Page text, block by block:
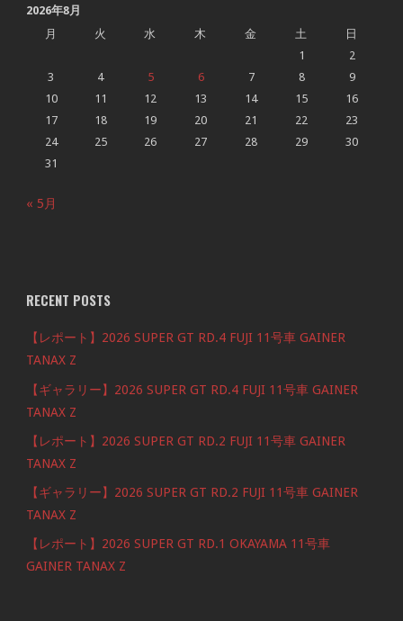
2026年8月
月
火 水 木 金 土
日
1
2
3
4 5 6 7 8
9
10
11 12 13 14 15
16
17
18 19 20 21 22
23
24
25 26 27 28 29
30
31
« 5月
RECENT POSTS
【レポート】2026 SUPER GT RD.4 FUJI 11号車 GAINER
TANAX Z
【ギャラリー】2026 SUPER GT RD.4 FUJI 11号車 GAINER
TANAX Z
【レポート】2026 SUPER GT RD.2 FUJI 11号車 GAINER
TANAX Z
【ギャラリー】2026 SUPER GT RD.2 FUJI 11号車 GAINER
TANAX Z
【レポート】2026 SUPER GT RD.1 OKAYAMA 11号車
GAINER TANAX Z